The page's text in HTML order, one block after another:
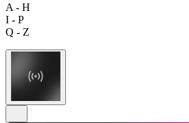
A - H
I - P
Q - Z